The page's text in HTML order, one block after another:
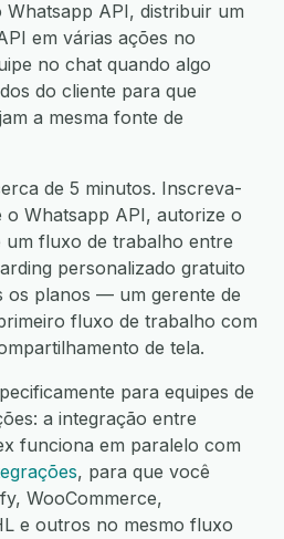
API, distribuir um
em várias ações no
no chat quando algo
do cliente para que
a mesma fonte de
de 5 minutos. Inscreva-
Whatsapp API, autorize o
um fluxo de trabalho entre
personalizado gratuito
os planos — um gerente de
fluxo de trabalho com
de tela.
para equipes de
a integração entre
funciona em paralelo com
, para que você
WooCommerce,
e outros no mesmo fluxo